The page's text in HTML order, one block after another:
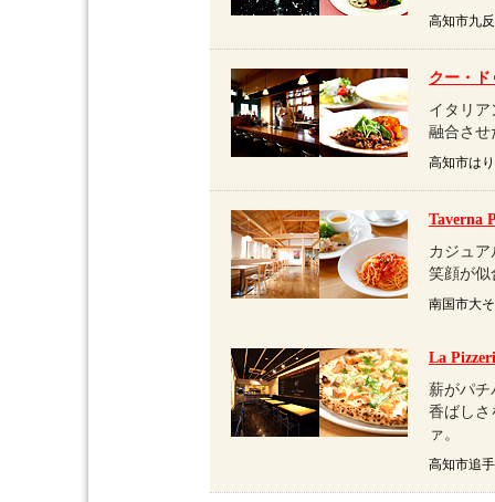
高知市九
クー・ド
イタリ
融合させ
高知市は
Taverna
カジュ
笑顔が似
南国市大
La
薪がパチ
香ばしさ
ァ。
高知市追